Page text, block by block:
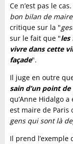
Ce n’est pas le
bon bilan de
critique sur la "
sur le fait que "les
vivre dans cette
façade".
Il juge en outre
sain d’un point
qu’Anne Hidalgo
est maire de Paris
gens qui sont là
Il prend l’exemple